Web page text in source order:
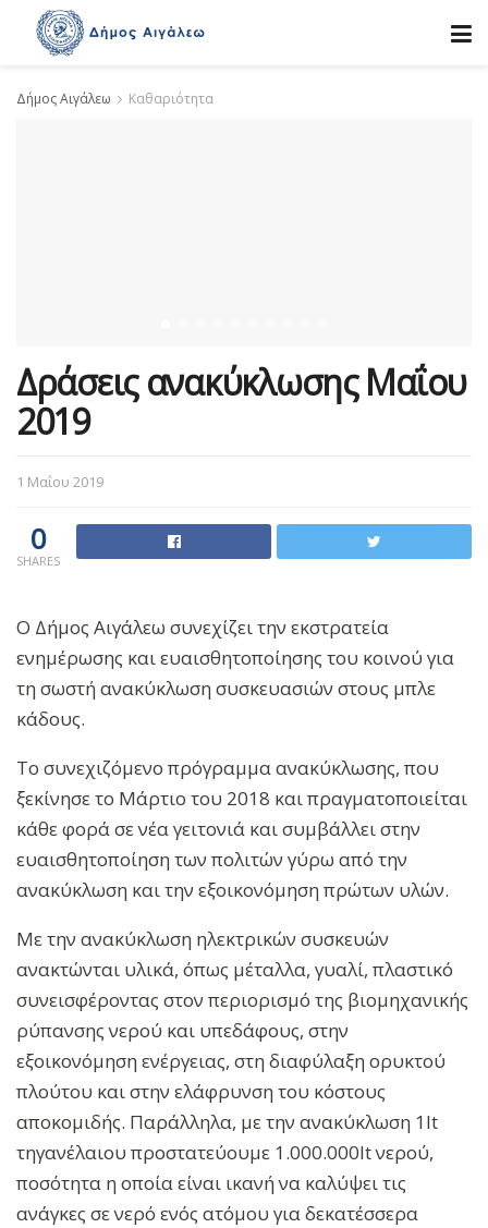
Δήμος Αιγάλεω Καθαριότητα
Δράσεις ανακύκλωσης Μαΐου
2019
1 Μαΐου 2019
0
SHARES
Ο Δήμος Αιγάλεω συνεχίζει την εκστρατεία
ενημέρωσης και ευαισθητοποίησης του κοινού για
τη σωστή ανακύκλωση συσκευασιών στους μπλε
κάδους.
To συνεχιζόμενο πρόγραμμα ανακύκλωσης, που
ξεκίνησε το Μάρτιο του 2018 και πραγματοποιείται
κάθε φορά σε νέα γειτονιά και συμβάλλει στην
ευαισθητοποίηση των πολιτών γύρω από την
ανακύκλωση και την εξοικονόμηση πρώτων υλών.
Με την ανακύκλωση ηλεκτρικών συσκευών
ανακτώνται υλικά, όπως μέταλλα, γυαλί, πλαστικό
συνεισφέροντας στον περιορισμό της βιομηχανικής
ρύπανσης νερού και υπεδάφους, στην
εξοικονόμηση ενέργειας, στη διαφύλαξη ορυκτού
πλούτου και στην ελάφρυνση του κόστους
αποκομιδής. Παράλληλα, με την ανακύκλωση 1lt
τηγανέλαιου προστατεύουμε 1.000.000lt νερού,
ποσότητα η οποία είναι ικανή να καλύψει τις
ανάγκες σε νερό ενός ατόμου για δεκατέσσερα